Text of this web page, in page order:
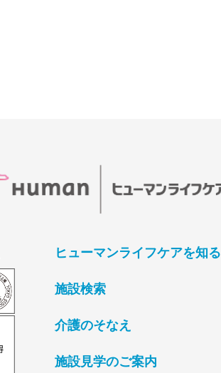
ヒューマンライフケアを知る
施設検索
介護のそなえ
施設見学のご案内